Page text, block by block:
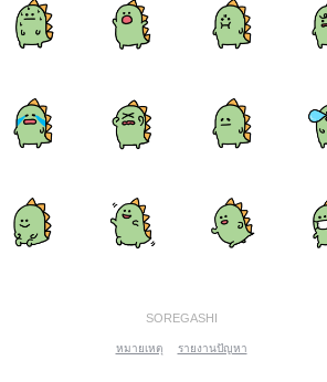
SOREGASHI
หมายเหตุ รายงานปัญหา